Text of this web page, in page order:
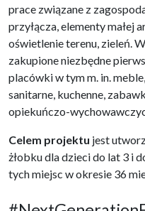
prace związane z
przyłącza, elementy małej
oświetlenie terenu, zieleń.
zakupione niezbędne
placówki w tym m. in.
sanitarne, kuchenne,
opiekuńczo-
Celem projektu jest
żłobku dla dzieci do lat 3 i
tych miejsc w okresie 36